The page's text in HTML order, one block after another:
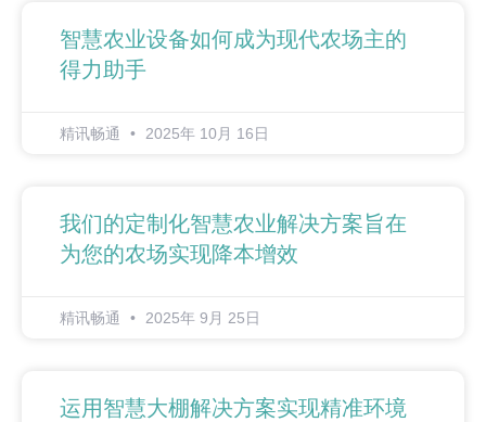
智慧农业设备如何成为现代农场主的
得力助手
精讯畅通 2025年 10月 16日
我们的定制化智慧农业解决方案旨在
为您的农场实现降本增效
精讯畅通 2025年 9月 25日
运用智慧大棚解决方案实现精准环境